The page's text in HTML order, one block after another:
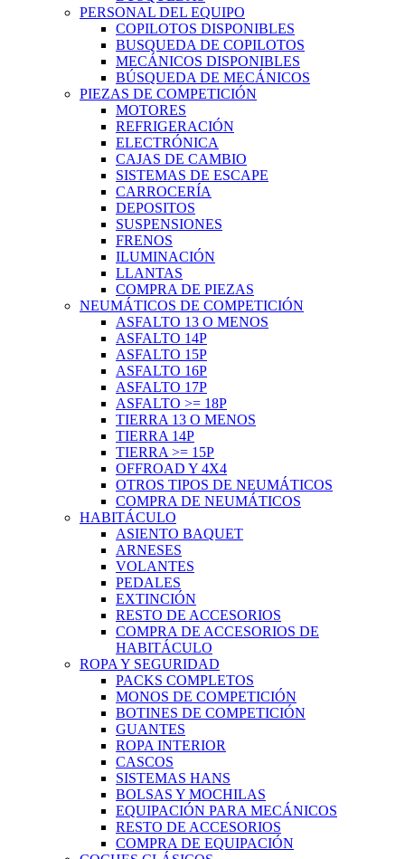
PERSONAL DEL EQUIPO
COPILOTOS DISPONIBLES
BUSQUEDA DE COPILOTOS
MECÁNICOS DISPONIBLES
BÚSQUEDA DE MECÁNICOS
PIEZAS DE COMPETICIÓN
MOTORES
REFRIGERACIÓN
ELECTRÓNICA
CAJAS DE CAMBIO
SISTEMAS DE ESCAPE
CARROCERÍA
DEPOSITOS
SUSPENSIONES
FRENOS
ILUMINACIÓN
LLANTAS
COMPRA DE PIEZAS
NEUMÁTICOS DE COMPETICIÓN
ASFALTO 13 O MENOS
ASFALTO 14P
ASFALTO 15P
ASFALTO 16P
ASFALTO 17P
ASFALTO >= 18P
TIERRA 13 O MENOS
TIERRA 14P
TIERRA >= 15P
OFFROAD Y 4X4
OTROS TIPOS DE NEUMÁTICOS
COMPRA DE NEUMÁTICOS
HABITÁCULO
ASIENTO BAQUET
ARNESES
VOLANTES
PEDALES
EXTINCIÓN
RESTO DE ACCESORIOS
COMPRA DE ACCESORIOS DE
HABITÁCULO
ROPA Y SEGURIDAD
PACKS COMPLETOS
MONOS DE COMPETICIÓN
BOTINES DE COMPETICIÓN
GUANTES
ROPA INTERIOR
CASCOS
SISTEMAS HANS
BOLSAS Y MOCHILAS
EQUIPACIÓN PARA MECÁNICOS
RESTO DE ACCESORIOS
COMPRA DE EQUIPACIÓN